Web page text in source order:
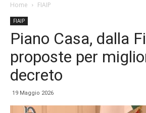
Home FIAIP
FIAIP
Piano Casa, dalla
proposte per
decreto
19 Maggio 2026